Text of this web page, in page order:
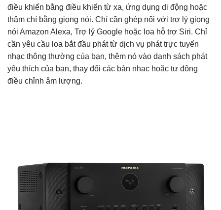
điều khiển bằng điều khiển từ xa, ứng dụng di động hoặc
thậm chí bằng giọng nói. Chỉ cần ghép nối với trợ lý giọng
nói Amazon Alexa, Trợ lý Google hoặc loa hỗ trợ Siri. Chỉ
cần yêu cầu loa bắt đầu phát từ dịch vụ phát trực tuyến
nhạc thông thường của bạn, thêm nó vào danh sách phát
yêu thích của bạn, thay đổi các bản nhạc hoặc tự động
điều chỉnh âm lượng.